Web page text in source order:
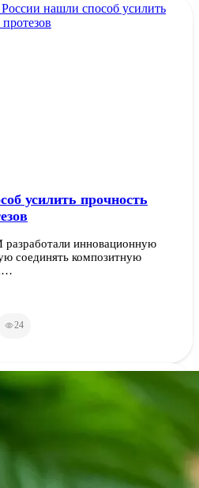
усилить прочность
инновационную
соединять композитную
24